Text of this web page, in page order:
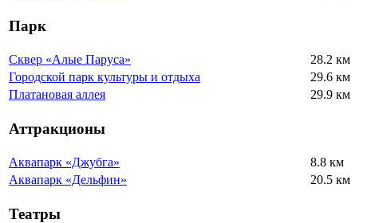
Парк
Сквер «Алые Паруса» 28.2 км
Городской парк культуры и отдыха
29.6 км
Платановая аллея
29.9 км
Аттракционы
Аквапарк «Джубга» 8.8 км
Аквапарк «Дельфин»
20.5 км
Театры